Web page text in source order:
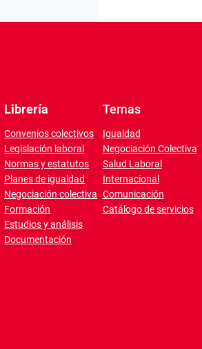
Librería
Convenios colectivos
Legislación laboral
Normas y estatutos
Planes de igualdad
Negociación colectiva
Formación
Estudios y análisis
Documentación
Temas
Igualdad
Negociación Colectiva
Salud Laboral
Internacional
Comunicación
Catálogo de servicios